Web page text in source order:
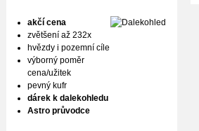
akčí cena
zvětšení až 232x
hvězdy i pozemní cíle
výborný poměr
cena/užitek
pevný kufr
dárek k dalekohledu
Astro průvodce